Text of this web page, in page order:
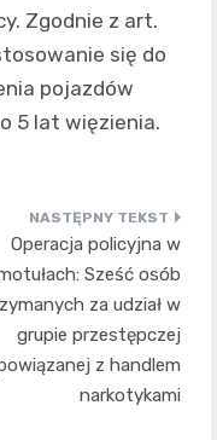
Zgodnie z art.
się do
pojazdów
5 lat więzienia.
Operacja policyjna w
Sześć osób
za udział w
grupie przestępczej
z handlem
narkotykami